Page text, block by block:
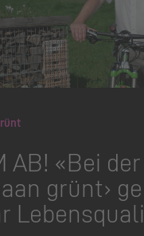
AB! «Bei
grünt›